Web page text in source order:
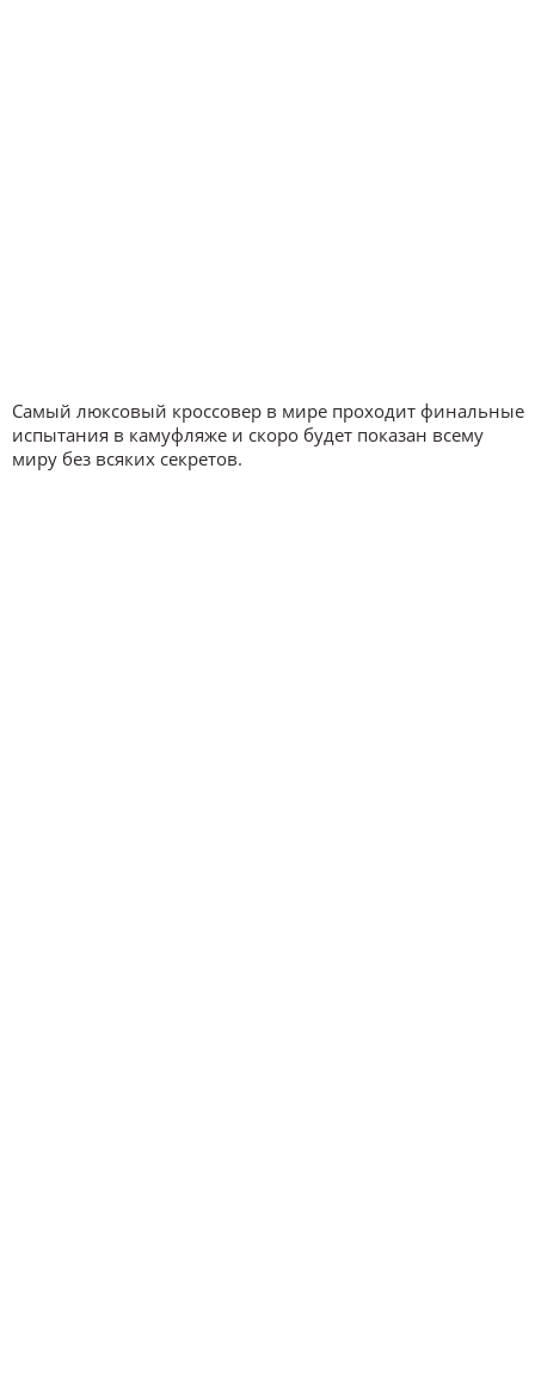
Самый люксовый кроссовер в мире проходит финальные
испытания в камуфляже и скоро будет показан всему
миру без всяких секретов.